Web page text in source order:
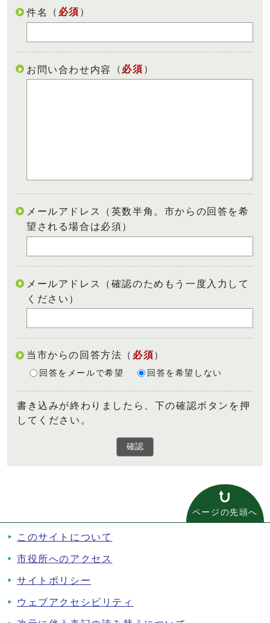
件名 （ 必須 ）
お問い合わせ内容 （ 必須 ）
メールアドレス（英数半角。市からの回答を希
望される場合は必須）
メールアドレス（確認のためもう一度入力して
ください）
当市からの回答方法 （ 必須）
回答をメールで希望 回答を希望しない
書き込みが終わりましたら、下の確認ボタンを押
してください。
確認
ページの先頭へ
このサイトについて
市役所へのアクセス
サイトポリシー
ウェブアクセシビリティ